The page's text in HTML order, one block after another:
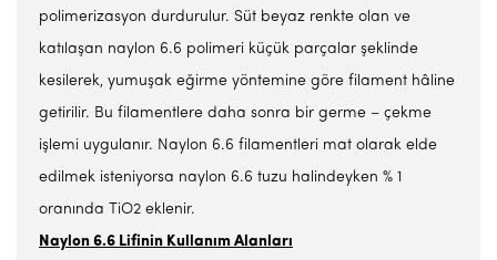
polimerizasyon durdurulur. Süt beyaz renkte olan ve
katılaşan naylon 6.6 polimeri küçük parçalar şeklinde
kesilerek, yumuşak eğirme yöntemine göre filament hâline
getirilir. Bu filamentlere daha sonra bir germe – çekme
işlemi uygulanır. Naylon 6.6 filamentleri mat olarak elde
edilmek isteniyorsa naylon 6.6 tuzu halindeyken % 1
oranında TiO2 eklenir.
Naylon 6.6 Lifinin Kullanım Alanları